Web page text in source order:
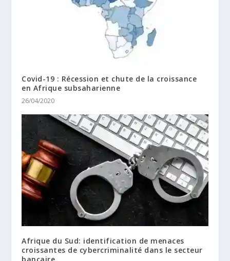
Covid-19 : Récession et chute de la croissance
en Afrique subsaharienne
26/04/2020
Afrique du Sud: identification de menaces
croissantes de cybercriminalité dans le secteur